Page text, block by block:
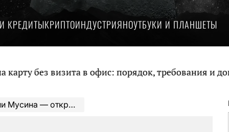
КРЕДИТЫКРИПТОИНДУСТРИЯНОУТБУКИ И ПЛАНШЕТЫ
визита в офис: порядок, требования и документы
и достижениях великой женщины, ее личной жизни и блестящей карьере!